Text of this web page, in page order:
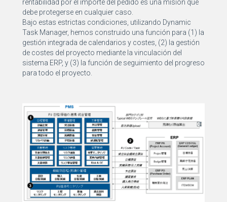
rentabilidad por el importe del pedido es una misión que
debe protegerse en cualquier caso.
Bajo estas estrictas condiciones, utilizando Dynamic
Task Manager, hemos construido una función para (1) la
gestión integrada de calendarios y costes, (2) la gestión
de costes del proyecto mediante la vinculación del
sistema ERP, y (3) la función de seguimiento del progreso
para todo el proyecto.